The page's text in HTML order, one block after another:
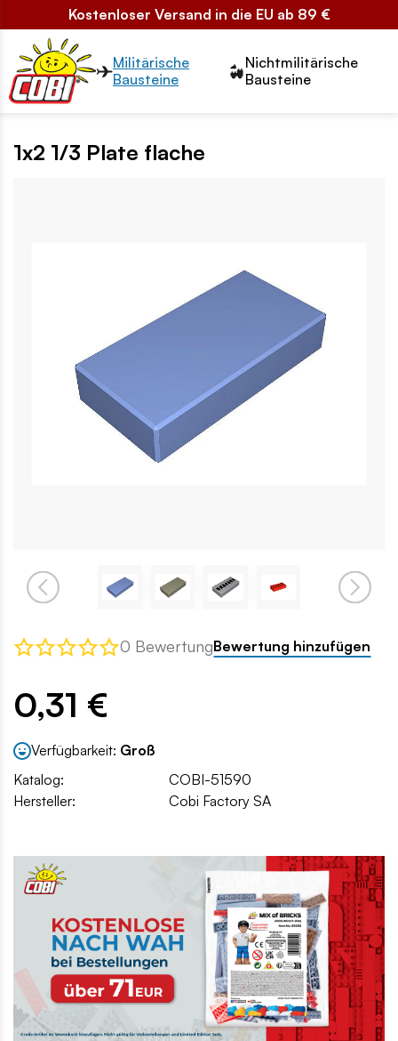
Kostenloser Versand in die EU ab 89 €
Przełącznik segmentów2
Militärische
Bausteine
Nichtmilitärische
Bausteine
1x2 1/3 Plate flache
0 BewertungBewertung hinzufügen
0,31 €
Verfügbarkeit: Groß
Katalog:
COBI-51590
Hersteller:
Cobi Factory SA